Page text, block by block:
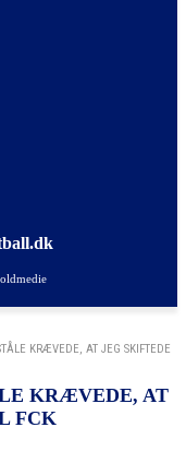
KRÆVEDE, AT JEG SKIFTEDE
KRÆVEDE, AT
FCK